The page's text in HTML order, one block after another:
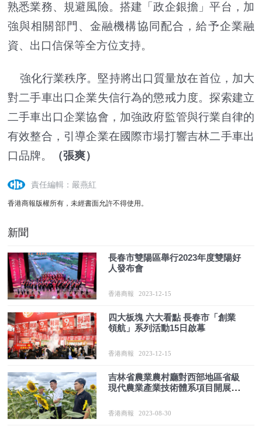
熟悉業務、規避風險。搭建「政企銀擔」平台，加
強與相關部門、金融機構協同配合，給予企業融
資、出口信保等全方位支持。
強化行業秩序。堅持將出口質量放在首位，加大
對二手車出口企業失信行為的懲戒力度。探索建立
二手車出口企業協會，加強政府監管與行業自律的
有效整合，引導企業在國際市場打響吉林二手車出
口品牌。
（張爽）
責任編輯：嚴燕紅
香港商報版權所有，未經書面允許不得使用。
新聞
長春市雙陽區舉行2023年度雙陽好
人發布會
香港商報 2023-12-15
四大板塊 六大看點 長春市「創業
領航」系列活動15日啟幕
香港商報 2023-12-15
吉林省農業農村廳對西部地區省級
現代農業產業技術體系項目開展中
香港商報 2023-08-30